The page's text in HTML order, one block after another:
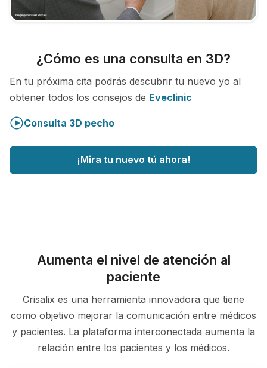
¿Cómo es una consulta en 3D?
En tu próxima cita podrás descubrir tu nuevo yo al
obtener todos los consejos de Eveclinic
Consulta 3D pecho
¡Mira tu nuevo tú ahora!
Aumenta el nivel de atención al
paciente
Crisalix es una herramienta innovadora que tiene
como objetivo mejorar la comunicación entre médicos
y pacientes. La plataforma interconectada aumenta la
relación entre los pacientes y los médicos.